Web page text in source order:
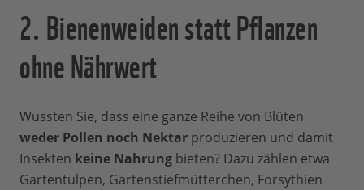
2. Bienenweiden statt Pflanzen
ohne Nährwert
Wussten Sie, dass eine ganze Reihe von Blüten
weder Pollen noch Nektar produzieren und damit
Insekten keine Nahrung bieten? Dazu zählen etwa
Gartentulpen, Gartenstiefmütterchen, Forsythien